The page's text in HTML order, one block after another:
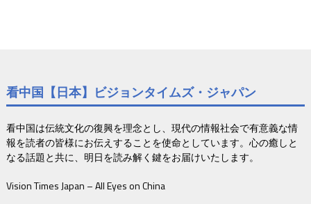
看中国【日本】ビジョンタイムズ・ジャパン
看中国は伝統文化の復興を理念とし、現代の情報社会で有意義な情
報を読者の皆様にお伝えすることを使命としています。心の癒しと
なる話題と共に、明日を読み解く鍵をお届けいたします。
Vision Times Japan – All Eyes on China